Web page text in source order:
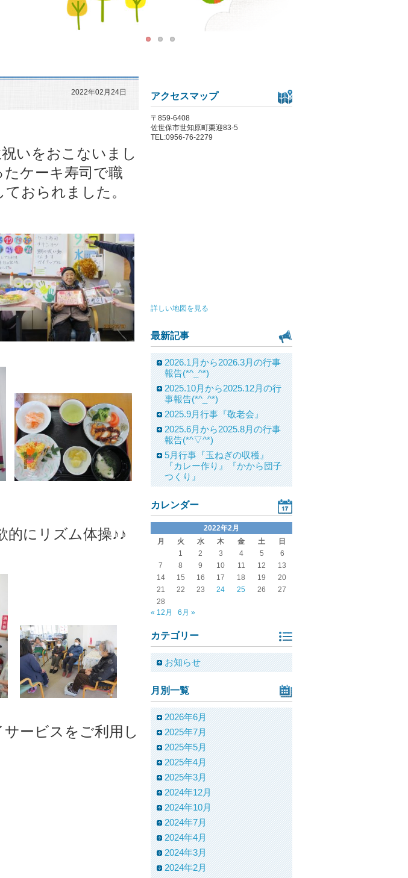
2022年02月24日
いをおこないまし
ケーキ寿司で職
おられました。
的にリズム体操♪♪
ービスをご利用し
アクセスマップ
〒859-6408
佐世保市世知原町栗迎83-5
TEL:0956-76-2279
詳しい地図を見る
最新記事
2026.1月から2026.3月の行事
報告(*^_^*)
2025.10月から2025.12月の行
事報告(*^_^*)
2025.9月行事『敬老会』
2025.6月から2025.8月の行事
報告(*^▽^*)
5月行事『玉ねぎの収穫』
『カレー作り』『かから団子
つくり』
カレンダー
2022年2月
月
火 水 木 金 土
日
1
2 3 4 5
6
7
8 9 10 11 12
13
14
15 16 17 18 19
20
21
22 23 24 25 26
27
28
« 12月
6月 »
カテゴリー
お知らせ
月別一覧
2026年6月
2025年7月
2025年5月
2025年4月
2025年3月
2024年12月
2024年10月
2024年7月
2024年4月
2024年3月
2024年2月